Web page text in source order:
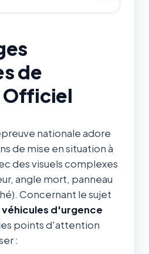
de
Officiel
nationale adore
de mise en situation à
des visuels complexes
angle mort, panneau
Concernant le sujet
véhicules d'urgence
points d'attention
: